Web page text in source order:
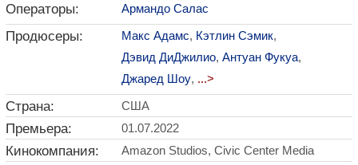
Операторы: Армандо Салас
Продюсеры: Макс Адамс, Кэтлин Сэмик,
Дэвид ДиДжилио, Антуан Фукуа,
Джаред Шоу, ...>
Страна: США
Премьера: 01.07.2022
Кинокомпания: Amazon Studios, Civic Center Media